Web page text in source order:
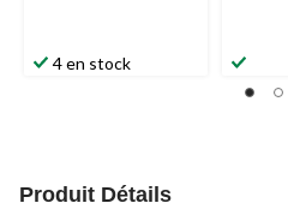
4 en stock
Produit Détails